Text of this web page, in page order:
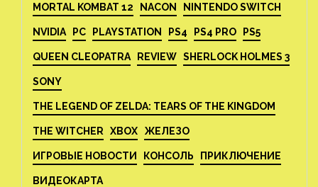
MORTAL KOMBAT 12 NACON NINTENDO SWITCH
NVIDIA PC PLAYSTATION PS4 PS4 PRO PS5
QUEEN CLEOPATRA REVIEW SHERLOCK HOLMES 3
SONY
THE LEGEND OF ZELDA: TEARS OF THE KINGDOM
THE WITCHER XBOX ЖЕЛЕЗО
ИГРОВЫЕ НОВОСТИ КОНСОЛЬ ПРИКЛЮЧЕНИЕ
ВИДЕОКАРТА